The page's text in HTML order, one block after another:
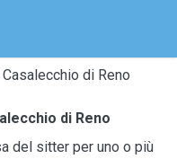
Casalecchio di Reno
di Reno
del sitter per uno o più